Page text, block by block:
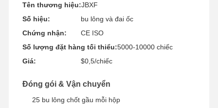
Tên thương hiệu:JBXF
Số hiệu:
bu lông và đai ốc
Chứng nhận:
CE ISO
Số lượng đặt hàng tối thiểu:5000-10000 chiếc
Giá:
$0,5/chiếc
Đóng gói & Vận chuyển
25 bu lông chốt gầu mỗi hộp